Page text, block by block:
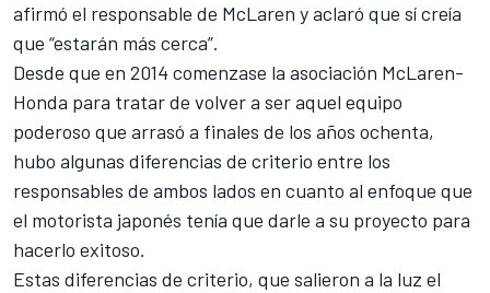
afirmó el responsable de McLaren y aclaró que sí creía
que “estarán más cerca”.
Desde que en 2014 comenzase la asociación McLaren-
Honda para tratar de volver a ser aquel equipo
poderoso que arrasó a finales de los años ochenta,
hubo algunas diferencias de criterio entre los
responsables de ambos lados en cuanto al enfoque que
el motorista japonés tenía que darle a su proyecto para
hacerlo exitoso.
Estas diferencias de criterio, que salieron a la luz el